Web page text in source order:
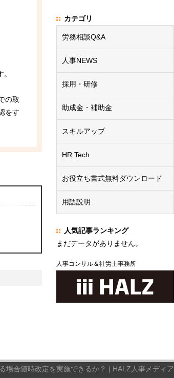
の取
をす
カテゴリ
労務相談Q&A
人事NEWS
採用・研修
助成金・補助金
スキルアップ
HR Tech
お役立ち書式無料ダウンロード
用語説明
人気記事ランキング
まだデータがありません。
人事コンサル＆社労士事務所
場合随時改定を実施できるか？ | HALZ人事メディア